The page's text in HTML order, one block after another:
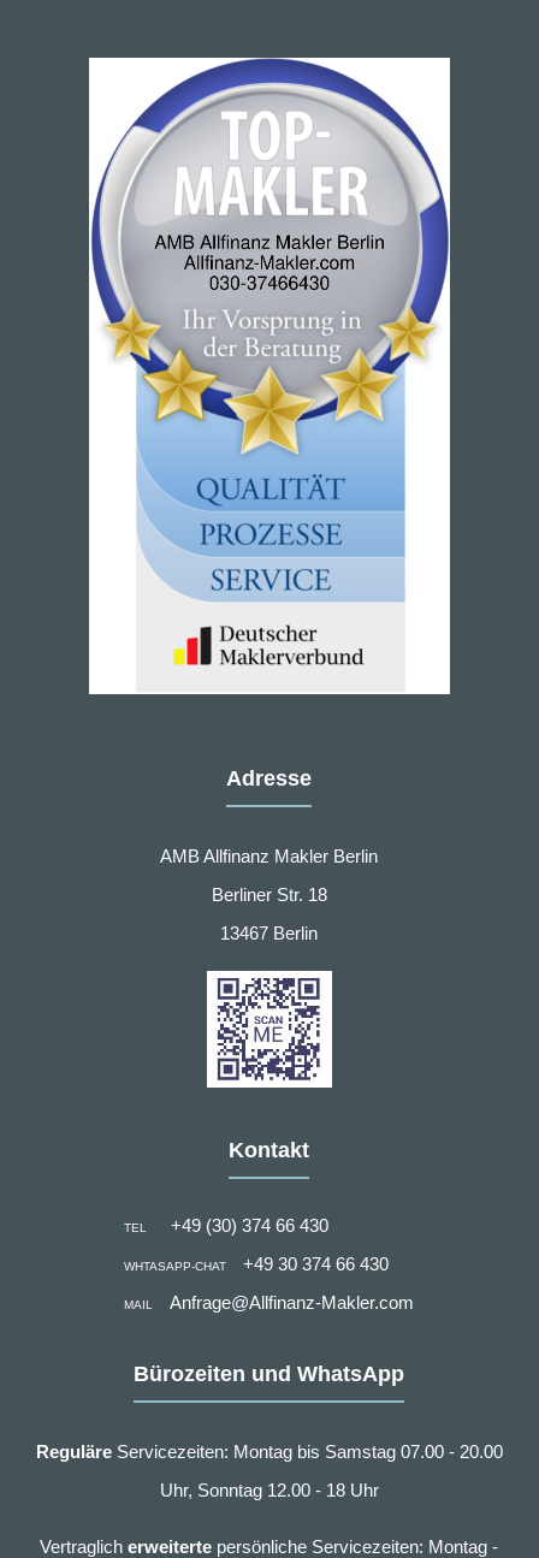
Adresse
AMB Allfinanz Makler Berlin
Berliner Str. 18
13467 Berlin
Kontakt
TEL +49 (30) 374 66 430
WHTASAPP-CHAT +49 30 374 66 430
MAIL Anfrage@Allfinanz-Makler.com
Bürozeiten und WhatsApp
ReguläreServicezeiten: Montag bis Samstag 07.00 - 20.00
Uhr, Sonntag 12.00 - 18 Uhr
Vertraglicherweiterte persönliche Servicezeiten: Montag -